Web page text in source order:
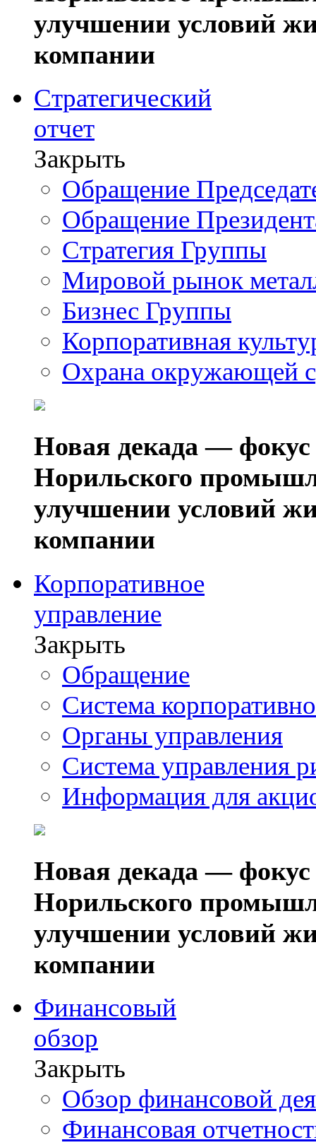
улучшении условий
компании
Стратегический
отчет
Закрыть
Обращение
Обращение
Стратегия Группы
Мировой рынок
Бизнес Группы
Корпоративная
Охрана окружающей
Новая декада — фокус
Норильского
улучшении условий
компании
Корпоративное
управление
Закрыть
Обращение
Система
Органы управления
Система управления
Информация для
Новая декада — фокус
Норильского
улучшении условий
компании
Финансовый
обзор
Закрыть
Обзор финансовой
Финансовая